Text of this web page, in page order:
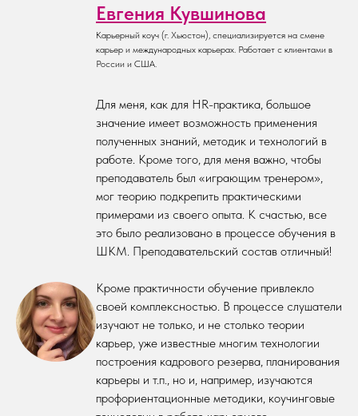
Евгения Кувшинова
Карьерный коуч (г. Хьюстон), специализируется на смене
карьер и международных карьерах. Работает с клиентами в
России и США.
Для меня, как для HR-практика, большое
значение имеет возможность применения
полученных знаний, методик и технологий в
работе. Кроме того, для меня важно, чтобы
преподаватель был «играющим тренером»,
мог теорию подкрепить практическими
примерами из своего опыта. К счастью, все
это было реализовано в процессе обучения в
ШКМ. Преподавательский состав отличный!
Кроме практичности обучение привлекло
своей комплексностью. В процессе слушатели
изучают не только, и не столько теории
карьер, уже известные многим технологии
построения кадрового резерва, планирования
карьеры и т.п., но и, например, изучаются
профориентационные методики, коучинговые